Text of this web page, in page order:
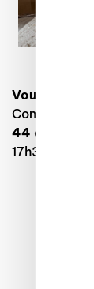
Vous
Contactez le
44 du lundi
17h30.